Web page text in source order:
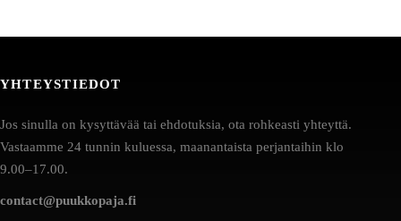
YHTEYSTIEDOT
Jos sinulla on kysyttävää tai ehdotuksia, ota rohkeasti yhteyttä.
Vastaamme 24 tunnin kuluessa, maanantaista perjantaihin klo
9.00–17.00.
contact@puukkopaja.fi